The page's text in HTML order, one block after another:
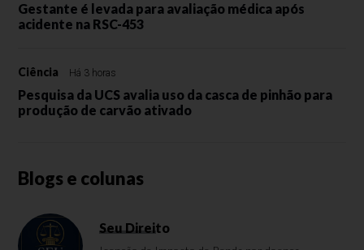
Gestante é levada para avaliação médica após
acidente na RSC-453
Ciência Há 3 horas
Pesquisa da UCS avalia uso da casca de pinhão para
produção de carvão ativado
Blogs e colunas
Seu Direito